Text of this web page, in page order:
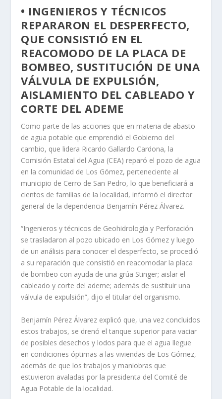
• INGENIEROS Y TÉCNICOS
REPARARON EL DESPERFECTO,
QUE CONSISTIÓ EN EL
REACOMODO DE LA PLACA DE
BOMBEO, SUSTITUCIÓN DE UNA
VÁLVULA DE EXPULSIÓN,
AISLAMIENTO DEL CABLEADO Y
CORTE DEL ADEME
Como parte de las acciones que en materia de abasto
de agua potable que emprendió el Gobierno del
cambio, que lidera Ricardo Gallardo Cardona, la
Comisión Estatal del Agua (CEA) reparó el pozo de agua
en la comunidad de Los Gómez, perteneciente al
municipio de Cerro de San Pedro, lo que beneficiará a
cientos de familias de la localidad, informó el director
general de la dependencia Benjamín Pérez Álvarez.
“Ingenieros y técnicos de Geohidrología y Perforación
se trasladaron al pozo ubicado en Los Gómez y luego
de un análisis para conocer el desperfecto, se procedió
a su reparación que consistió en reacomodar la placa
de bombeo con ayuda de una grúa Stinger; aislar el
cableado y corte del ademe; además de sustituir una
válvula de expulsión”, dijo el titular del organismo.
Benjamín Pérez Álvarez explicó que, una vez concluidos
estos trabajos, se drenó el tanque superior para vaciar
de posibles desechos y lodos para que el agua llegue
en condiciones óptimas a las viviendas de Los Gómez,
además de que los trabajos y maniobras que
estuvieron avaladas por la presidenta del Comité de
Agua Potable de la localidad.